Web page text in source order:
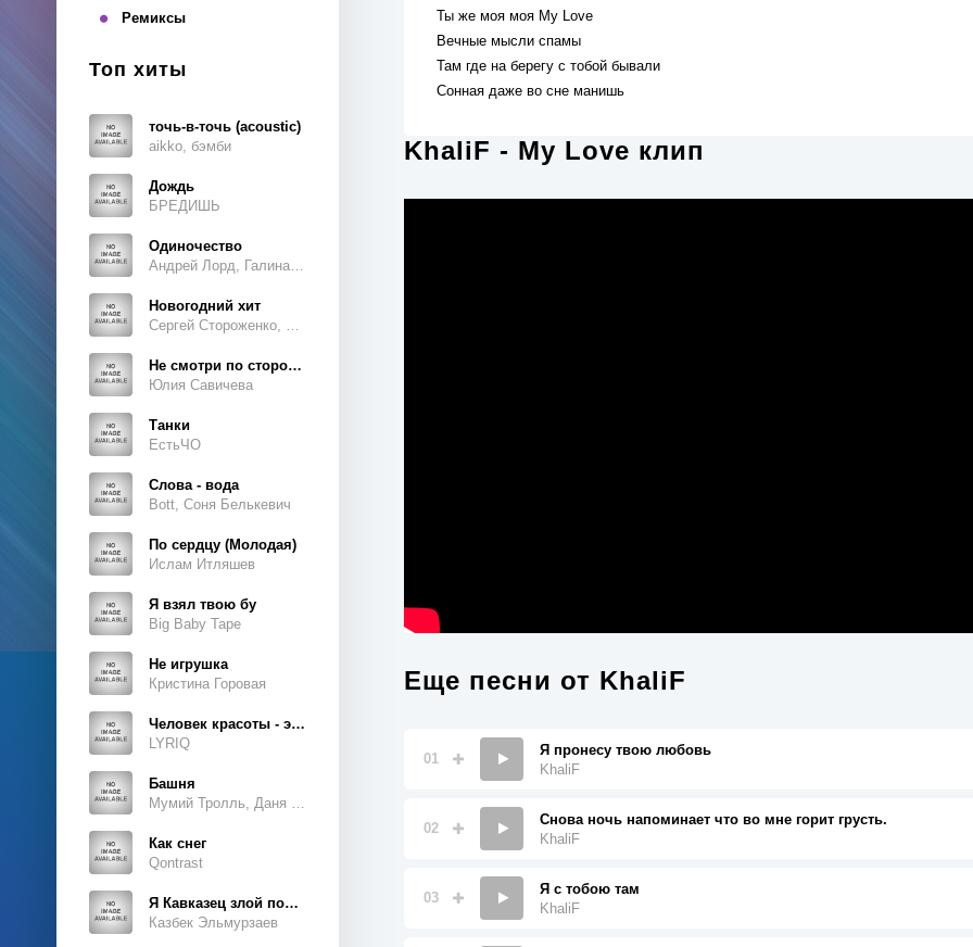
Ремиксы
Топ хиты
точь-в-точь (acoustic)
aikko, бэмби
Дождь
БРЕДИШЬ
Одиночество
Новогодний хит
Не смотри по сторонам
Юлия Савичева
Танки
ЕстьЧО
Слова - вода
Bott, Соня Белькевич
По сердцу (Молодая)
Ислам Итляшев
Я взял твою бу
Big Baby Tape
Не игрушка
Кристина Горовая
Человек красоты - это ты, это ты, это ты
LYRIQ
Башня
Как снег
Qontrast
Я Кавказец злой породы
Казбек Эльмурзаев
Ты же моя моя My Love
Вечные мысли спамы
Там где на берегу с тобой бывали
Сонная даже во сне манишь
KhaliF - My Love клип
Еще песни от KhaliF
01
Я пронесу твою любовь
KhaliF
02
Снова ночь напоминает что во мне горит грусть.
KhaliF
03
Я с тобою там
KhaliF